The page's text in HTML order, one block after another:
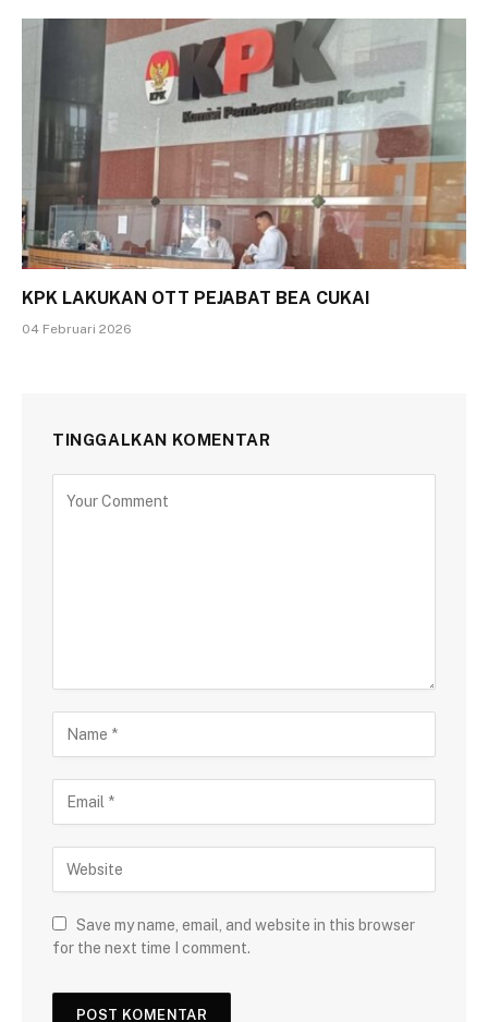
KPK LAKUKAN OTT PEJABAT BEA CUKAI
04 Februari 2026
TINGGALKAN KOMENTAR
Save my name, email, and website in this browser
for the next time I comment.